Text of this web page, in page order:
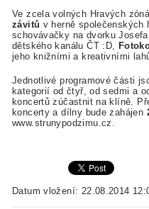
Ve zcela volných Hravých
závitů v herně společenských
schovávačky na dvorku Josefa
dětského kanálu ČT :D,
jeho knižními a kreativními
Jednotlivé programové části
kategorií od čtyř, od sedmi a
koncertů zúčastnit na klíně.
koncerty a dílny bude zahájen
www.strunypodzimu.cz.
Datum vložení: 22.08.2014